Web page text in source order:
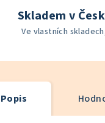
Skladem v
Ve vlastních
Popis